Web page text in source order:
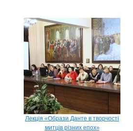
Лекція «Образи Данте в творчості
митців різних епох»